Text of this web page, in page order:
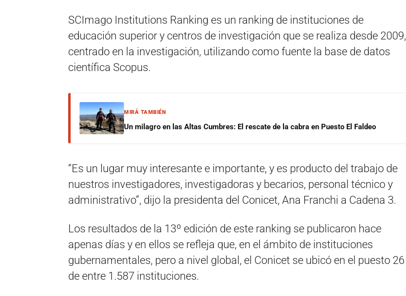
SCImago Institutions Ranking es un ranking de instituciones de
educación superior y centros de investigación que se realiza desde 2009,
centrado en la investigación, utilizando como fuente la base de datos
científica Scopus.
MIRÁ TAMBIÉN
Un milagro en las Altas Cumbres: El rescate de la cabra en Puesto El Faldeo
“Es un lugar muy interesante e importante, y es producto del trabajo de
nuestros investigadores, investigadoras y becarios, personal técnico y
administrativo”, dijo la presidenta del Conicet, Ana Franchi a Cadena 3.
Los resultados de la 13º edición de este ranking se publicaron hace
apenas días y en ellos se refleja que, en el ámbito de instituciones
gubernamentales, pero a nivel global, el Conicet se ubicó en el puesto 26
de entre 1.587 instituciones.